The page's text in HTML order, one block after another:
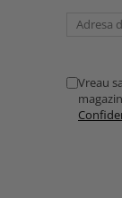
Vreau